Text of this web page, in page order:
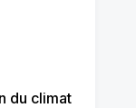
du climat